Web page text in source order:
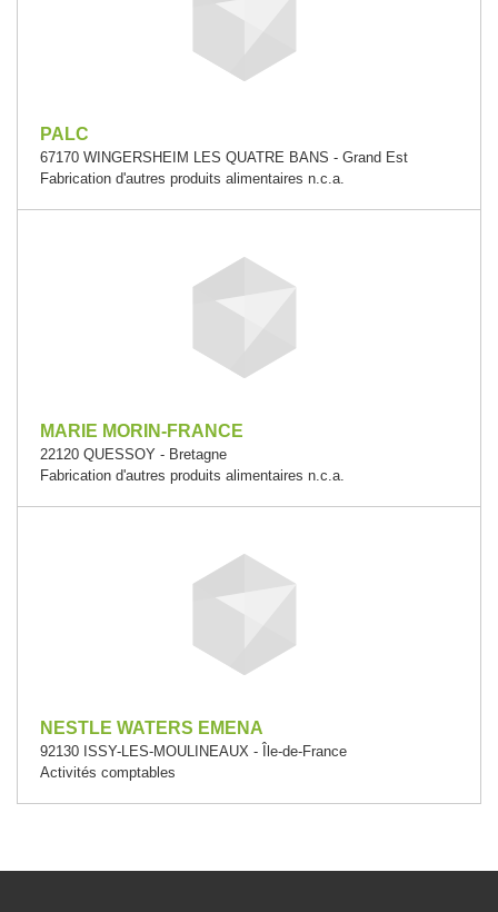
PALC
67170 WINGERSHEIM LES QUATRE BANS - Grand Est
Fabrication d'autres produits alimentaires n.c.a.
MARIE MORIN-FRANCE
22120 QUESSOY - Bretagne
Fabrication d'autres produits alimentaires n.c.a.
NESTLE WATERS EMENA
92130 ISSY-LES-MOULINEAUX - Île-de-France
Activités comptables